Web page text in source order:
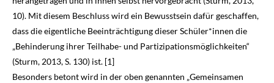
10). Mit diesem Beschluss wird ein Bewusstsein dafür geschaffen,
dass die eigentliche Beeinträchtigung dieser Schüler*innen die
„Behinderung ihrer Teilhabe- und Partizipationsmöglichkeiten“
(Sturm, 2013, S. 130) ist. [1]
Besonders betont wird in der oben genannten „Gemeinsamen